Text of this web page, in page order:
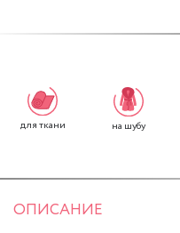
для ткани на шубу
ОПИСАНИЕ